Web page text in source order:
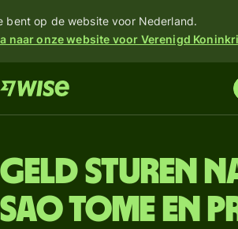
bent op de website voor Nederland.
naar onze website voor Verenigd
Geld sturen
Sao Tome en